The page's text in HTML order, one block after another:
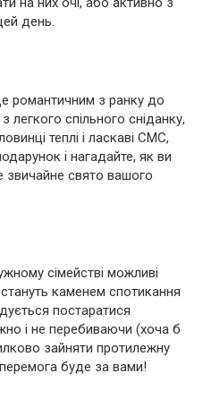
день.
романтичним з ранку до
легкого спільного сніданку,
теплі і ласкаві СМС,
і нагадайте, як ви
звичайне свято вашого
сімействі можливі
стануть каменем спотикання
постаратися
і не перебиваючи (хоча б
зайняти протилежну
буде за вами!